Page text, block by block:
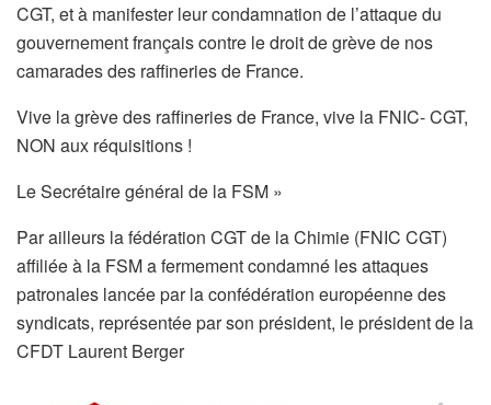
CGT, et à manifester leur condamnation de l’attaque du
gouvernement français contre le droit de grève de nos
camarades des raffineries de France.
Vive la grève des raffineries de France, vive la FNIC- CGT,
NON aux réquisitions !
Le Secrétaire général de la FSM »
Par ailleurs la fédération CGT de la Chimie (FNIC CGT)
affiliée à la FSM a fermement condamné les attaques
patronales lancée par la confédération européenne des
syndicats, représentée par son président, le président de la
CFDT Laurent Berger